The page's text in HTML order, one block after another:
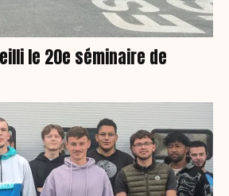
le 20e séminaire de